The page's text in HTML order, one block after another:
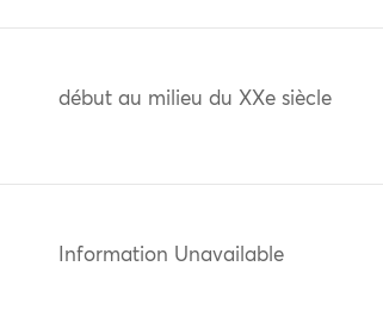
début au milieu du XXe siècle
Information Unavailable